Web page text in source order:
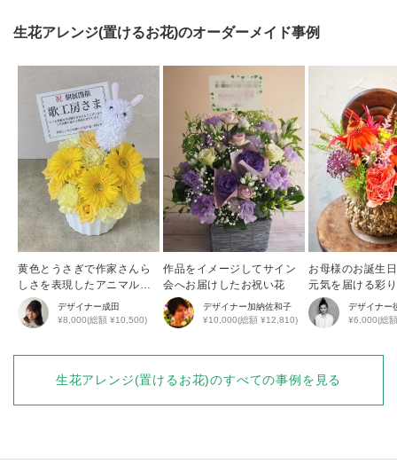
生花アレンジ(置けるお花)のオーダーメイド事例
黄色とうさぎで作家さんら
しさを表現したアニマルア
レンジ
デザイナー成田
¥8,000(総額 ¥10,500)
作品をイメージしてサイン
会へお届けしたお祝い花
デザイナー加納佐和子
¥10,000(総額 ¥12,810)
お母様のお誕生
元気を届ける彩
花アレンジデザイナー
¥6,000(総
生花アレンジ(置けるお花)のすべての事例を見る